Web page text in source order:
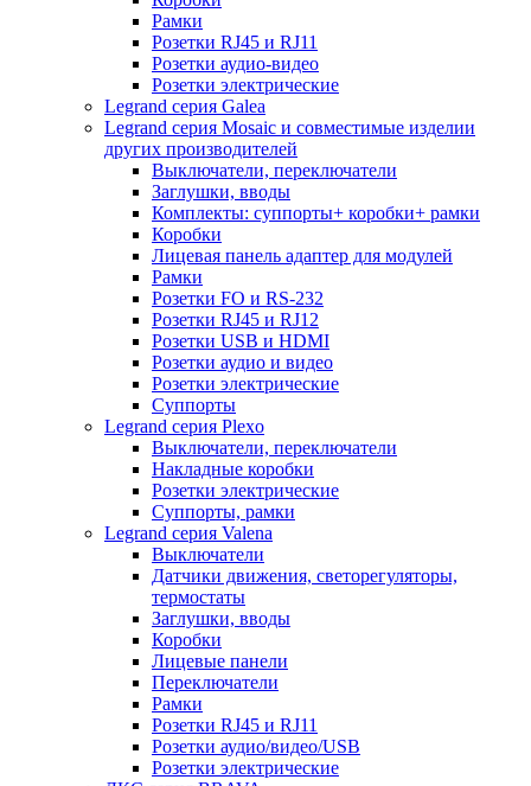
Рамки
Розетки RJ45 и RJ11
Розетки аудио-видео
Розетки электрические
Legrand серия Galea
Legrand серия Mosaic и совместимые изделии
других производителей
Выключатели, переключатели
Заглушки, вводы
Комплекты: суппорты+ коробки+ рамки
Коробки
Лицевая панель адаптер для модулей
Рамки
Розетки FO и RS-232
Розетки RJ45 и RJ12
Розетки USB и HDMI
Розетки аудио и видео
Розетки электрические
Суппорты
Legrand серия Plexo
Выключатели, переключатели
Накладные коробки
Розетки электрические
Суппорты, рамки
Legrand серия Valena
Выключатели
Датчики движения, светорегуляторы,
термостаты
Заглушки, вводы
Коробки
Лицевые панели
Переключатели
Рамки
Розетки RJ45 и RJ11
Розетки аудио/видео/USB
Розетки электрические